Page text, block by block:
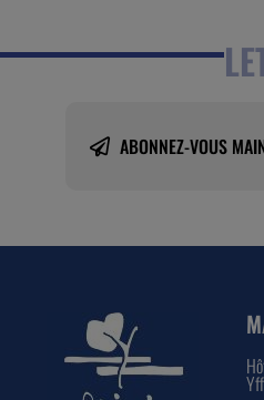
ABONNEZ-VOUS